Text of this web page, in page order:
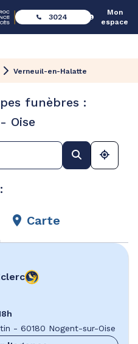
3024
Mon
espace
Verneuil-en-Halatte
funèbres :
Oise
Carte
- 60180 Nogent-sur-Oise